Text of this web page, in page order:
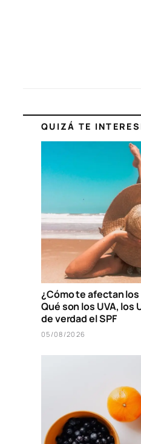
QUIZÁ TE
¿Cómo te afectan
Qué son los UVA, los
de verdad el SPF
05/08/2026